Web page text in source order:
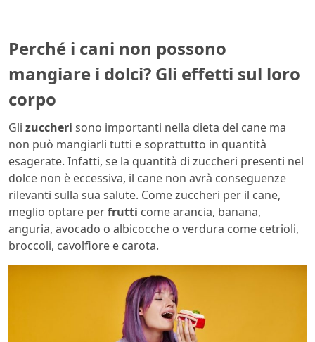
Perché i cani non possono
mangiare i dolci? Gli effetti sul loro
corpo
Gli zuccheri sono importanti nella dieta del cane ma
non può mangiarli tutti e soprattutto in quantità
esagerate. Infatti, se la quantità di zuccheri presenti nel
dolce non è eccessiva, il cane non avrà conseguenze
rilevanti sulla sua salute. Come zuccheri per il cane,
meglio optare perfrutti come arancia, banana,
anguria, avocado o albicocche o verdura come cetrioli,
broccoli, cavolfiore e carota.